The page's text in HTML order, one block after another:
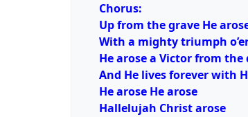
Chorus:
Up from the grave He
With a mighty triumph
He arose a Victor from
And He lives forever with
He arose He arose
Hallelujah Christ arose